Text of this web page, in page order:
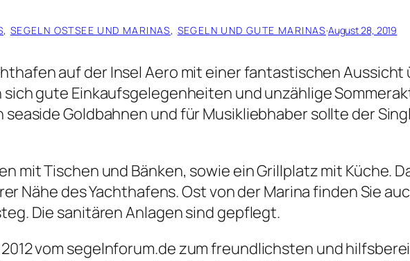
, SEGELN OSTSEE UND MARINAS, SEGELN UND GUTE MARINAS·August 28, 2019
auf der Insel Aero mit einer fantastischen Aussicht
gute Einkaufsgelegenheiten und unzählige
Goldbahnen und für Musikliebhaber sollte der
mit Tischen und Bänken, sowie ein Grillplatz mit Küche.
Nähe des Yachthafens. Ost von der Marina finden Sie
Die sanitären Anlagen sind gepflegt.
vom segelnforum.de zum freundlichsten und